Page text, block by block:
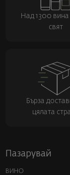
Над 1300 вина
свят
Бърза
цялата
Пазарувай
ВИНО